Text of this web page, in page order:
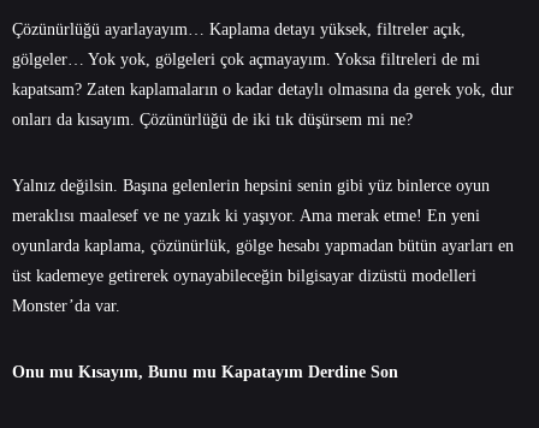
Çözünürlüğü ayarlayayım… Kaplama detayı yüksek, filtreler açık,
gölgeler… Yok yok, gölgeleri çok açmayayım. Yoksa filtreleri de mi
kapatsam? Zaten kaplamaların o kadar detaylı olmasına da gerek yok, dur
onları da kısayım. Çözünürlüğü de iki tık düşürsem mi ne?
Yalnız değilsin. Başına gelenlerin hepsini senin gibi yüz binlerce oyun
meraklısı maalesef ve ne yazık ki yaşıyor. Ama merak etme! En yeni
oyunlarda kaplama, çözünürlük, gölge hesabı yapmadan bütün ayarları en
üst kademeye getirerek oynayabileceğin bilgisayar dizüstü modelleri
Monster’da var.
Onu mu Kısayım, Bunu mu Kapatayım Derdine Son